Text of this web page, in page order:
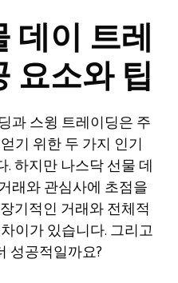
데이 트레
요소와 팁
과 스윙 트레이딩은 주
기 위한 두 가지 인기
하지만 나스닥 선물 데
래와 관심사에 초점을
기적인 거래와 전체적
이가 있습니다. 그리고
성공적일까요?